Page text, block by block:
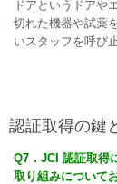
ドアというドアや
切れた機器や試薬
いスタッフを呼び
認証取得の鍵
Q7．JCI 認証取得
取り組みについて